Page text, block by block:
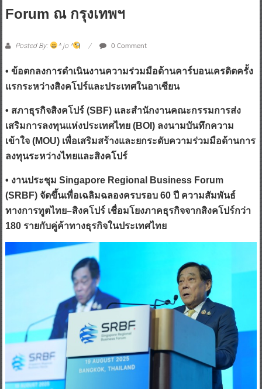
Forum ณ กรุงเทพฯ
Posted By: ^ jo ^ 0 Comment
• ข้อตกลงการดำเนินงานความร่วมมือด้านคาร์บอนเครดิตครั้ง
แรกระหว่างสิงคโปร์และประเทศในอาเซียน
• สภาธุรกิจสิงคโปร์ (SBF) และสำนักงานคณะกรรมการส่ง
เสริมการลงทุนแห่งประเทศไทย (BOI) ลงนามบันทึกความ
เข้าใจ (MOU) เพื่อเสริมสร้างและยกระดับความร่วมมือด้านการ
ลงทุนระหว่างไทยและสิงคโปร์
• งานประชุม Singapore Regional Business Forum
(SRBF) จัดขึ้นเพื่อเฉลิมฉลองครบรอบ 60 ปี ความสัมพันธ์
ทางการทูตไทย–สิงคโปร์ เชื่อมโยงภาคธุรกิจจากสิงคโปร์กว่า
180 รายกับคู่ค้าทางธุรกิจในประเทศไทย